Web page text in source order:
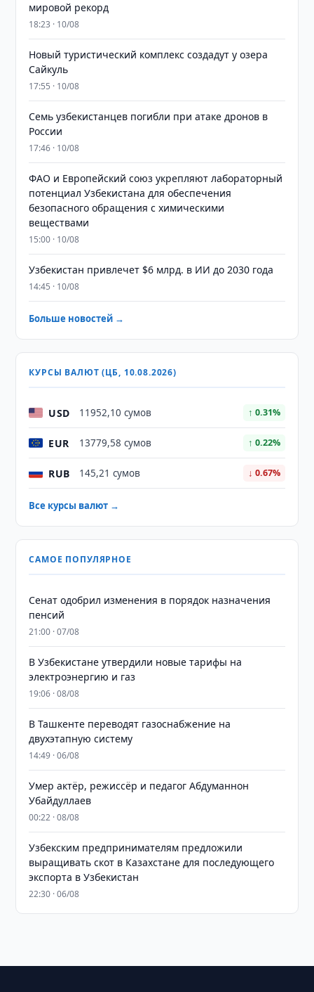
мировой рекорд
18:23 · 10/08
Новый туристический комплекс создадут у озера
Сайкуль
17:55 · 10/08
Семь узбекистанцев погибли при атаке дронов в
России
17:46 · 10/08
ФАО и Европейский союз укрепляют лабораторный
потенциал Узбекистана для обеспечения
безопасного обращения с химическими
веществами
15:00 · 10/08
Узбекистан привлечет $6 млрд. в ИИ до 2030 года
14:45 · 10/08
Больше новостей →
КУРСЫ ВАЛЮТ (ЦБ, 10.08.2026)
USD 11952,10 сумов ↑ 0.31%
EUR 13779,58 сумов ↑ 0.22%
RUB 145,21 сумов ↓ 0.67%
Все курсы валют →
САМОЕ ПОПУЛЯРНОЕ
Сенат одобрил изменения в порядок назначения
пенсий
21:00 · 07/08
В Узбекистане утвердили новые тарифы на
электроэнергию и газ
19:06 · 08/08
В Ташкенте переводят газоснабжение на
двухэтапную систему
14:49 · 06/08
Умер актёр, режиссёр и педагог Абдуманнон
Убайдуллаев
00:22 · 08/08
Узбекским предпринимателям предложили
выращивать скот в Казахстане для последующего
экспорта в Узбекистан
22:30 · 06/08